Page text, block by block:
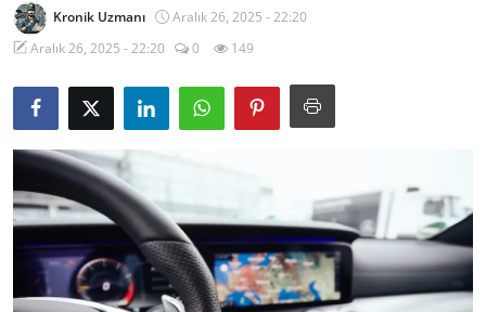
Vergi & ÖTV & MTV
Muayene & Ruhsat
Sorgulamalar
İkinci El & Alım-Satım
Bakım & Arıza Çözümleri
Elektrikli & Hibrit
Kronik Uzmanı
Aralık 26, 2025 - 22:20
Aralık 26, 2025 - 22:20
0 149